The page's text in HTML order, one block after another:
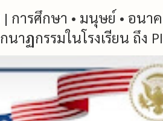
การศึกษา • มนุษย์ • อนา
าฏกรรมในโรงเรียน ถึง